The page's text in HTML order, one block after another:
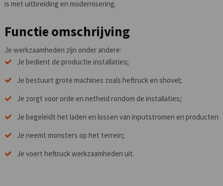
is met uitbreiding en modernisering.
Functie omschrijving
Je werkzaamheden zijn onder andere:
Je bedient de productie installaties;
Je bestuurt grote machines zoals heftruck en shovel;
Je zorgt voor orde en netheid rondom de installaties;
Je begeleidt het laden en lossen van inputstromen en producten
Je neemt monsters op het terrein;
Je voert heftruck werkzaamheden uit.